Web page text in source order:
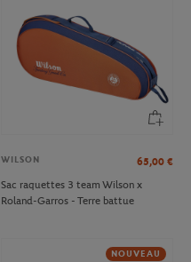
WILSON 65,00 €
Sac raquettes 3 team Wilson x
Roland-Garros - Terre battue
NOUVEAU